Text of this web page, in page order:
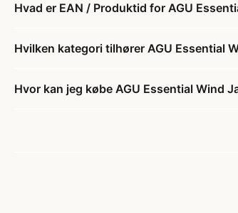
Hvad er EAN / Produktid for AGU
Hvilken kategori tilhører AGU Essential
Hvor kan jeg købe AGU Essential Wind